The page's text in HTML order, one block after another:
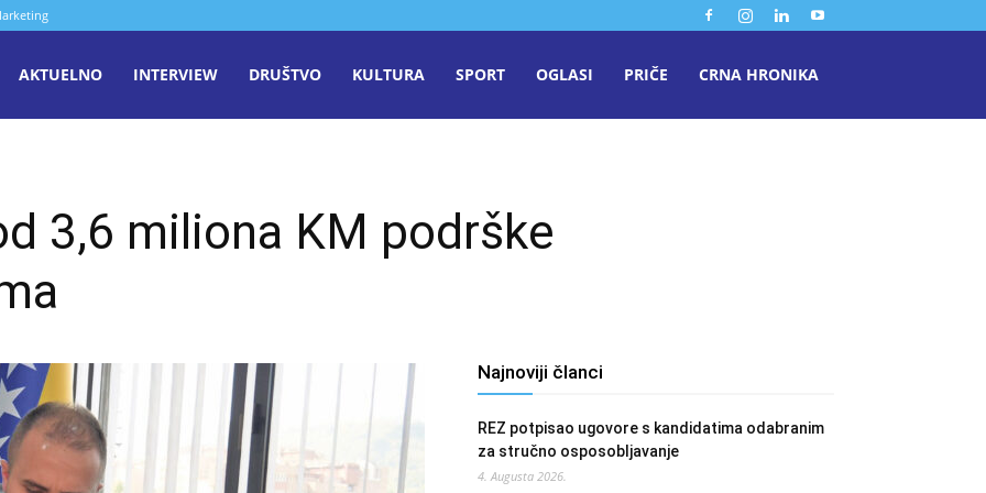
AKTUELNO INTERVIEW DRUŠTVO KULTURA SPORT OGLASI PRIČE CRNA HRONIKA
3,6 miliona KM podrške
Najnoviji članci
REZ potpisao ugovore s kandidatima odabranim
za stručno osposobljavanje
4. Augusta 2026.